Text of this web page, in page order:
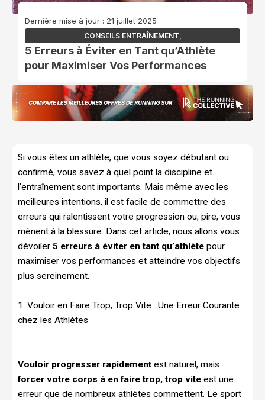
Dernière mise à jour : 21 juillet 2025
CONSEILS ENTRAÎNEMENT
5 Erreurs à Éviter en Tant qu’Athlète
pour Maximiser Vos Performances
Si vous êtes un athlète, que vous soyez débutant ou
confirmé, vous savez à quel point la discipline et
l’entraînement sont importants. Mais même avec les
meilleures intentions, il est facile de commettre des
erreurs qui ralentissent votre progression ou, pire, vous
mènent à la blessure. Dans cet article, nous allons vous
dévoiler 5 erreurs à éviter en tant qu’athlète pour
maximiser vos performances et atteindre vos objectifs
plus sereinement.
1. Vouloir en Faire Trop, Trop Vite : Une Erreur Courante
chez les Athlètes
Vouloir progresser rapidement est naturel, mais
forcer votre corps à en faire trop, trop vite est une
erreur que de nombreux athlètes commettent. Le sport